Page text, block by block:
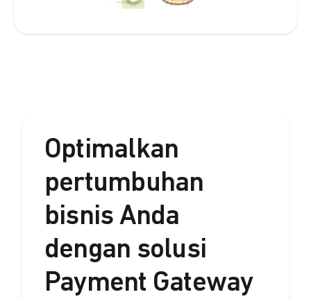
Optimalkan
pertumbuhan
bisnis Anda
dengan solusi
Payment Gateway